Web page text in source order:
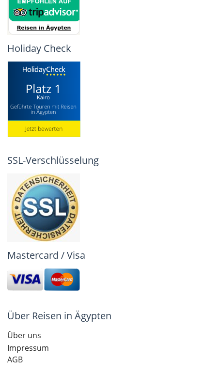
Holiday Check
SSL-Verschlüsselung
Mastercard / Visa
Über Reisen in Ägypten
Über uns
Impressum
AGB